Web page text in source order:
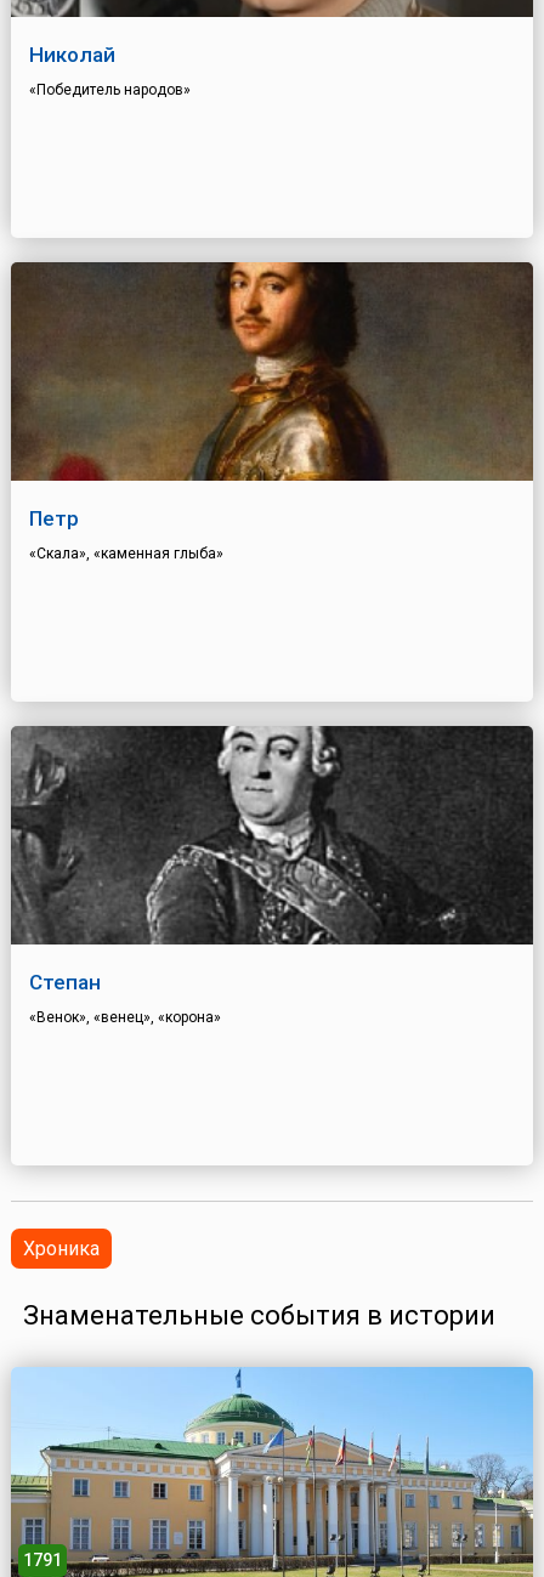
Николай
«Победитель народов»
Петр
«Скала», «каменная глыба»
Степан
«Венок», «венец», «корона»
Хроника
Знаменательные события в истории
1791